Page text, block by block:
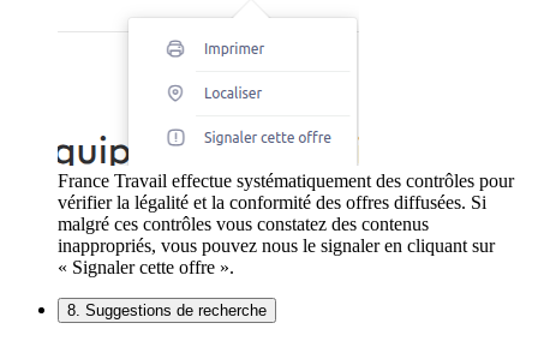
France Travail effectue systématiquement des contrôles pour
vérifier la légalité et la conformité des offres diffusées. Si
malgré ces contrôles vous constatez des contenus
inappropriés, vous pouvez nous le signaler en cliquant sur
« Signaler cette offre ».
8. Suggestions de recherche